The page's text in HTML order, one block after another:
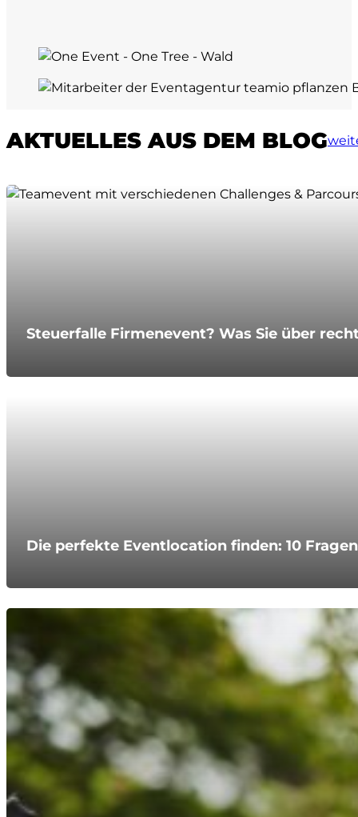
AKTUELLES AUS DEM BLOG
Steuerfalle Firmenevent? Was Sie über
Die perfekte Eventlocation finden: 10